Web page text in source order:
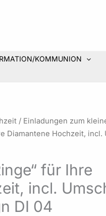
KOMMUNION
/ Einladungen zum
Diamantene Hochzeit, incl.
für Ihre
incl.
DI 04